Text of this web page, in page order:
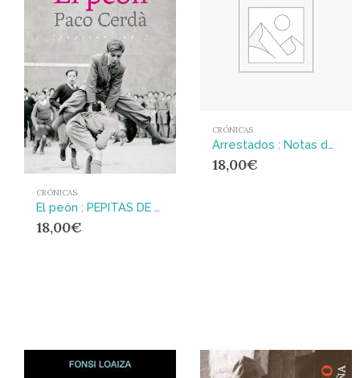
CRÓNICAS
El peón : PEPITAS DE CALABAZA. MACHADO
18,00€
CRÓNICAS
Arrestados : Notas de un periodista desde una prisión turca
18,00€